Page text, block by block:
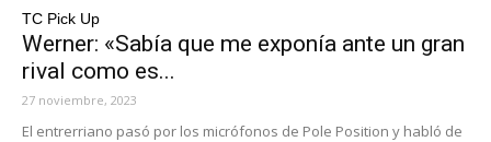
TC Pick Up
Werner: «Sabía que me exponía ante un gran
rival como es...
27 noviembre, 2023
El entrerriano pasó por los micrófonos de Pole Position y habló de